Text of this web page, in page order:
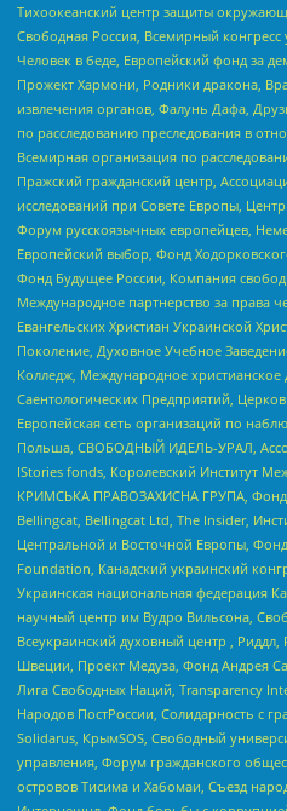
Тихоокеанский центр защиты
Свободная Россия, Всемирный конгресс
Человек в беде, Европейский фонд за
Прожект Хармони, Родники дракона,
извлечения органов, Фалунь Дафа,
по расследованию преследования в
Всемирная организация по
Пражский гражданский центр,
исследований при Совете Европы,
Форум русскоязычных европейцев,
Европейский выбор, Фонд
Фонд Будущее России, Компания
Международное партнерство за права
Евангельских Христиан Украинской
Поколение, Духовное Учебное
Колледж, Международное
Саентологических Предприятий,
Европейская сеть организаций по
Польша, СВОБОДНЫЙ ИДЕЛЬ-УРАЛ,
IStories fonds, Королевский Институт
КРИМСЬКА ПРАВОЗАХИСНА ГРУПА, Фонд
Bellingcat, Bellingcat Ltd, The Insider,
Центральной и Восточной Европы,
Foundation, Канадский украинский
Украинская национальная федерация
научный центр им Вудро Вильсона,
Всеукраинский духовный центр ,
Швеции, Проект Медуза, Фонд Андрея
Лига Свободных Наций, Transparеncy
Народов ПостРоссии, Солидарность с
Solidarus, КрымSOS, Свободный
управления, Форум гражданского
островов Тисима и Хабомаи, Съезд